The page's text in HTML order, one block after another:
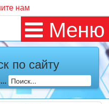
нам
Меню
по сайту
все меры
почти все время дома),
простудились. Вы